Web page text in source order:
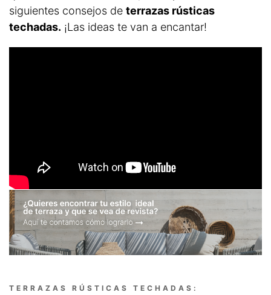
siguientes consejos de terrazas rústicas
techadas. ¡Las ideas te van a encantar!
TERRAZAS RÚSTICAS TECHADAS: